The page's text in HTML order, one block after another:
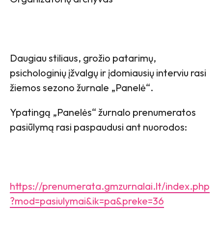
Daugiau stiliaus, grožio patarimų,
psichologinių įžvalgų ir įdomiausių interviu rasi
žiemos sezono žurnale „Panelė“.
Ypatingą „Panelės“ žurnalo prenumeratos
pasiūlymą rasi paspaudusi ant nuorodos:
https://prenumerata.gmzurnalai.lt/index.php
?mod=pasiulymai&ik=pa&preke=36